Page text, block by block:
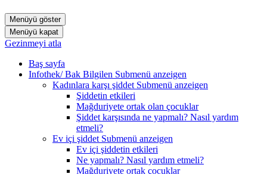
Menüyü göster
Menüyü kapat
Gezinmeyi atla
Baş sayfa
Infothek/ Bak Bilgilen Submenü anzeigen
Kadınlara karşı şiddet Submenü anzeigen
Şiddetin etkileri
Mağduriyete ortak olan çocuklar
Şiddet karşısında ne yapmalı? Nasıl yardım
etmeli?
Ev içi şiddet Submenü anzeigen
Ev içi şiddetin etkileri
Ne yapmalı? Nasıl yardım etmeli?
Mağduriyete ortak çocuklar